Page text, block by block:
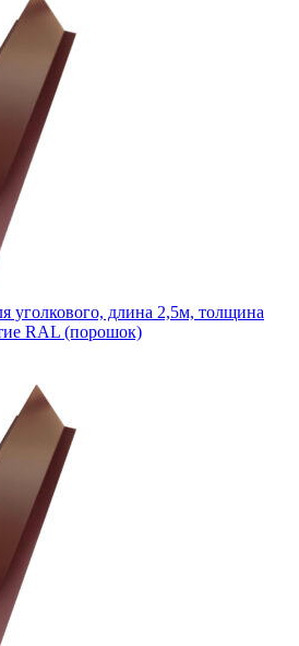
уголкового, длина 2,5м, толщина
RAL (порошок)